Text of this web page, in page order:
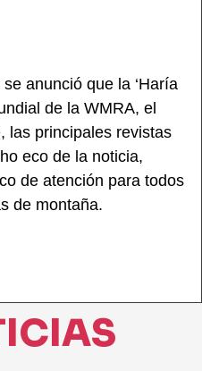
anunció que la ‘Haría
de la WMRA, el
las principales revistas
eco de la noticia,
de atención para todos
de montaña.